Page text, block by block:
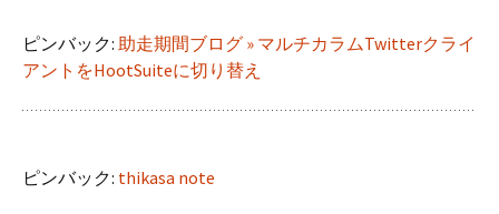
ピンバック: 助走期間ブログ » マルチカラムTwitterクライ
アントをHootSuiteに切り替え
ピンバック: thikasa note